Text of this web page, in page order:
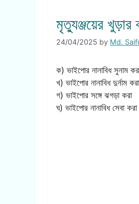
মৃত্যুঞ্জয়ের
24/04/2025 by Md.
ক) ভাইপোর নানাবিধ সুনাম
খ) ভাইপোর নানাবিধ দুর্নাম করা
গ) ভাইপোর সঙ্গে ঝগড়া করা
ঘ) ভাইপোর নানাবিধ সেবা করা